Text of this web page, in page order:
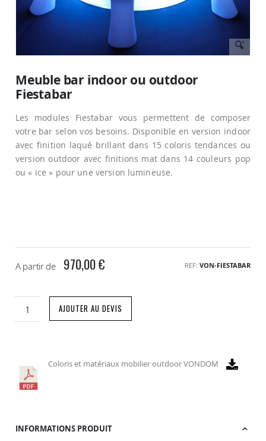
début
de
Galerie
d’images
Meuble bar indoor ou outdoor
Fiestabar
Les modules Fiestabar vous permettent de composer
votre bar selon vos besoins. Disponible en version indoor
avec finition laqué brillant dans 15 coloris tendances ou
version outdoor avec finitions mat dans 14 couleurs pop
ou « ice » pour une version lumineuse.
A partir de 970,00 € REF VON-FIESTABAR
AJOUTER AU DEVIS
Coloris et matériaux mobilier outdoor VONDOM
INFORMATIONS PRODUIT